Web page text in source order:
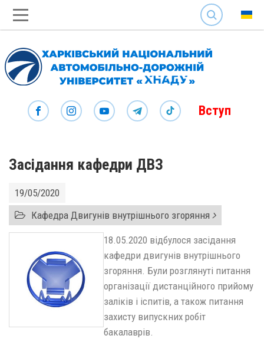
SEARCH
Вступ
Засідання кафедри ДВЗ
19/05/2020
Кафедра Двигунів внутрішнього згоряння
18.05.2020 відбулося засідання
кафедри двигунів внутрішнього
згоряння. Були розглянуті питання
організації дистанційного прийому
заліків і іспитів, а також питання
захисту випускних робіт
бакалаврів.